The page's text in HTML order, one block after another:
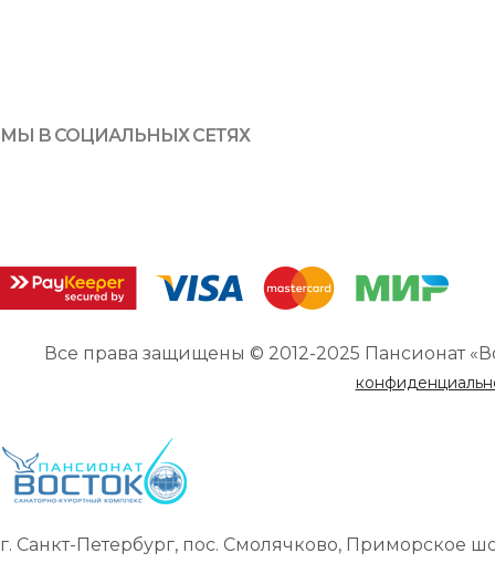
МЫ В СОЦИАЛЬНЫХ СЕТЯХ
Все права защищены © 2012-2025 Пансионат
г. Санкт-Петербург, пос. Смолячково, Приморское